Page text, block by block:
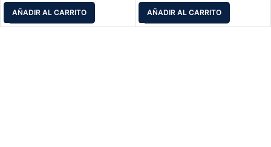
AÑADIR AL CARRITO AÑADIR AL CARRITO